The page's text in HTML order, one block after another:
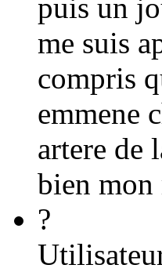
puis un
me suis
compris
emmene
artere de
bien mon
?